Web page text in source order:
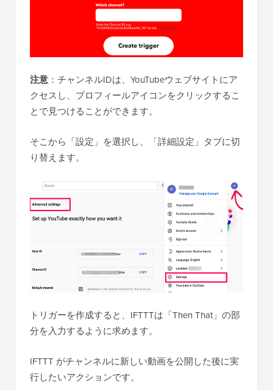
注意 ：チャンネルIDは、YouTubeウェブサイトにア
クセスし、プロフィールアイコンをクリックするこ
とで見つけることができます。
そこから「設定」を選択し、「詳細設定」タブに切
り替えます。
トリガーを作成すると、IFTTTは「Then That」の部
分を入力するように求めます。
IFTTT がチャンネルに新しい動画を公開した後に実
行したいアクションです。